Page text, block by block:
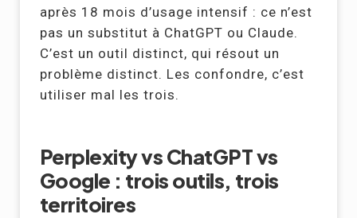
après 18 mois d’usage intensif : ce n’est
pas un substitut à ChatGPT ou Claude.
C’est un outil distinct, qui résout un
problème distinct. Les confondre, c’est
utiliser mal les trois.
Perplexity vs ChatGPT vs
Google : trois outils, trois
territoires